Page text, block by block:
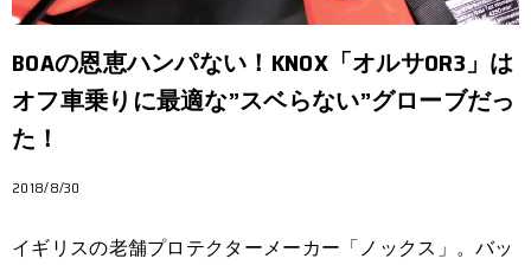
BOAの恩恵ハンパない！KNOX「オルサOR3」は
オフ車乗りに最適な”スベらない”グローブだっ
た！
2018/8/30
イギリスの老舗プロテクターメーカー「ノックス」。バッ